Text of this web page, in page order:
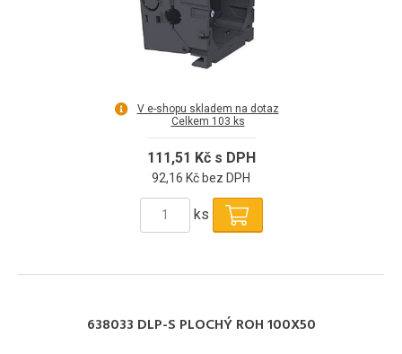
V e-shopu skladem na dotaz
Celkem 103 ks
111,51 Kč s DPH
92,16 Kč bez DPH
ks
638033 DLP-S PLOCHÝ ROH 100X50